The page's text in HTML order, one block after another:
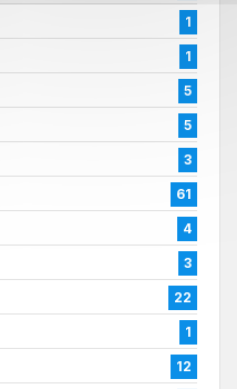
1
1
5
5
3
61
4
3
22
1
12